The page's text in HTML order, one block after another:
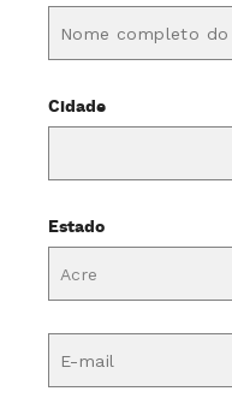
Cidade
Estado